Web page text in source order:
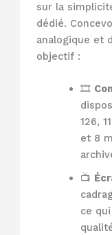
sur la
dédié.
analogique et
objectif :
🎞️
126,
et 8
📺
ce